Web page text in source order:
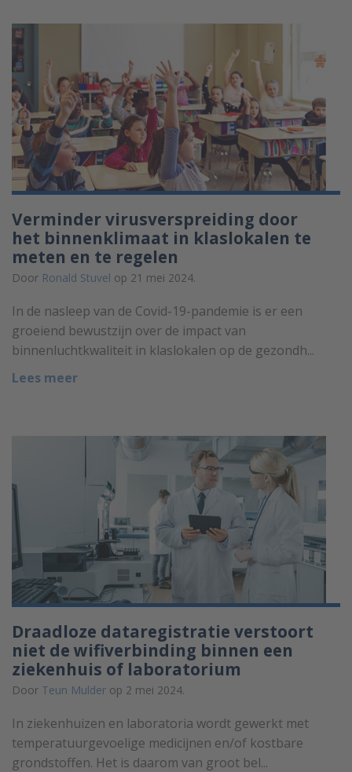
Verminder virusverspreiding door
het binnenklimaat in klaslokalen te
meten en te regelen
Door Ronald Stuvel op 21 mei 2024.
In de nasleep van de Covid-19-pandemie is er een
groeiend bewustzijn over de impact van
binnenluchtkwaliteit in klaslokalen op de gezondh...
Lees meer
Draadloze dataregistratie verstoort
niet de wifiverbinding binnen een
ziekenhuis of laboratorium
Door Teun Mulder op 2 mei 2024.
In ziekenhuizen en laboratoria wordt gewerkt met
temperatuurgevoelige medicijnen en/of kostbare
grondstoffen. Het is daarom van groot bel...